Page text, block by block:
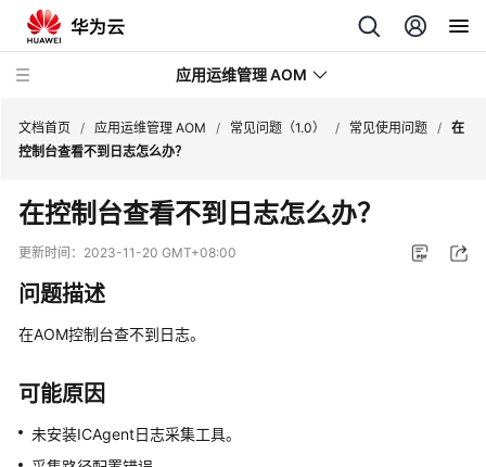
应用运维管理 AOM
最
新
动
品
绍
计
费
文档首页 / 应用运维管理 AOM / 常见问题（1.0） / 常见使用问题 / 在
控制台查看不到日志怎么办？
在控制台查看不到日志怎么办？
更新时间： 2023-11-20 GMT+08:00
问题描述
在AOM控制台查不到日志。
可能原因
未安装ICAgent日志采集工具。